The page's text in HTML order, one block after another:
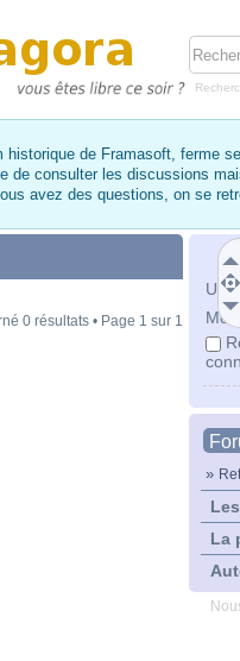
historique de Framasoft, ferme
de consulter les discussions
avez des questions, on se
Mot
»
La
0 résultats • Page 1 sur 1